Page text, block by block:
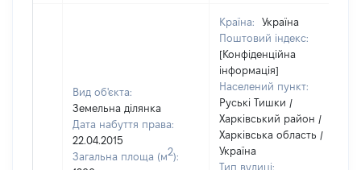
Вид об'єкта:
Земельна ділянка
Дата набуття права:
22.04.2015
Загальна площа (м2):
Країна:
Україна
Поштовий індекс:
[Конфіденційна
інформація]
Населений пункт:
Руські Тишки /
Харківський район /
Харківська область /
Україна
Тип вулиці: